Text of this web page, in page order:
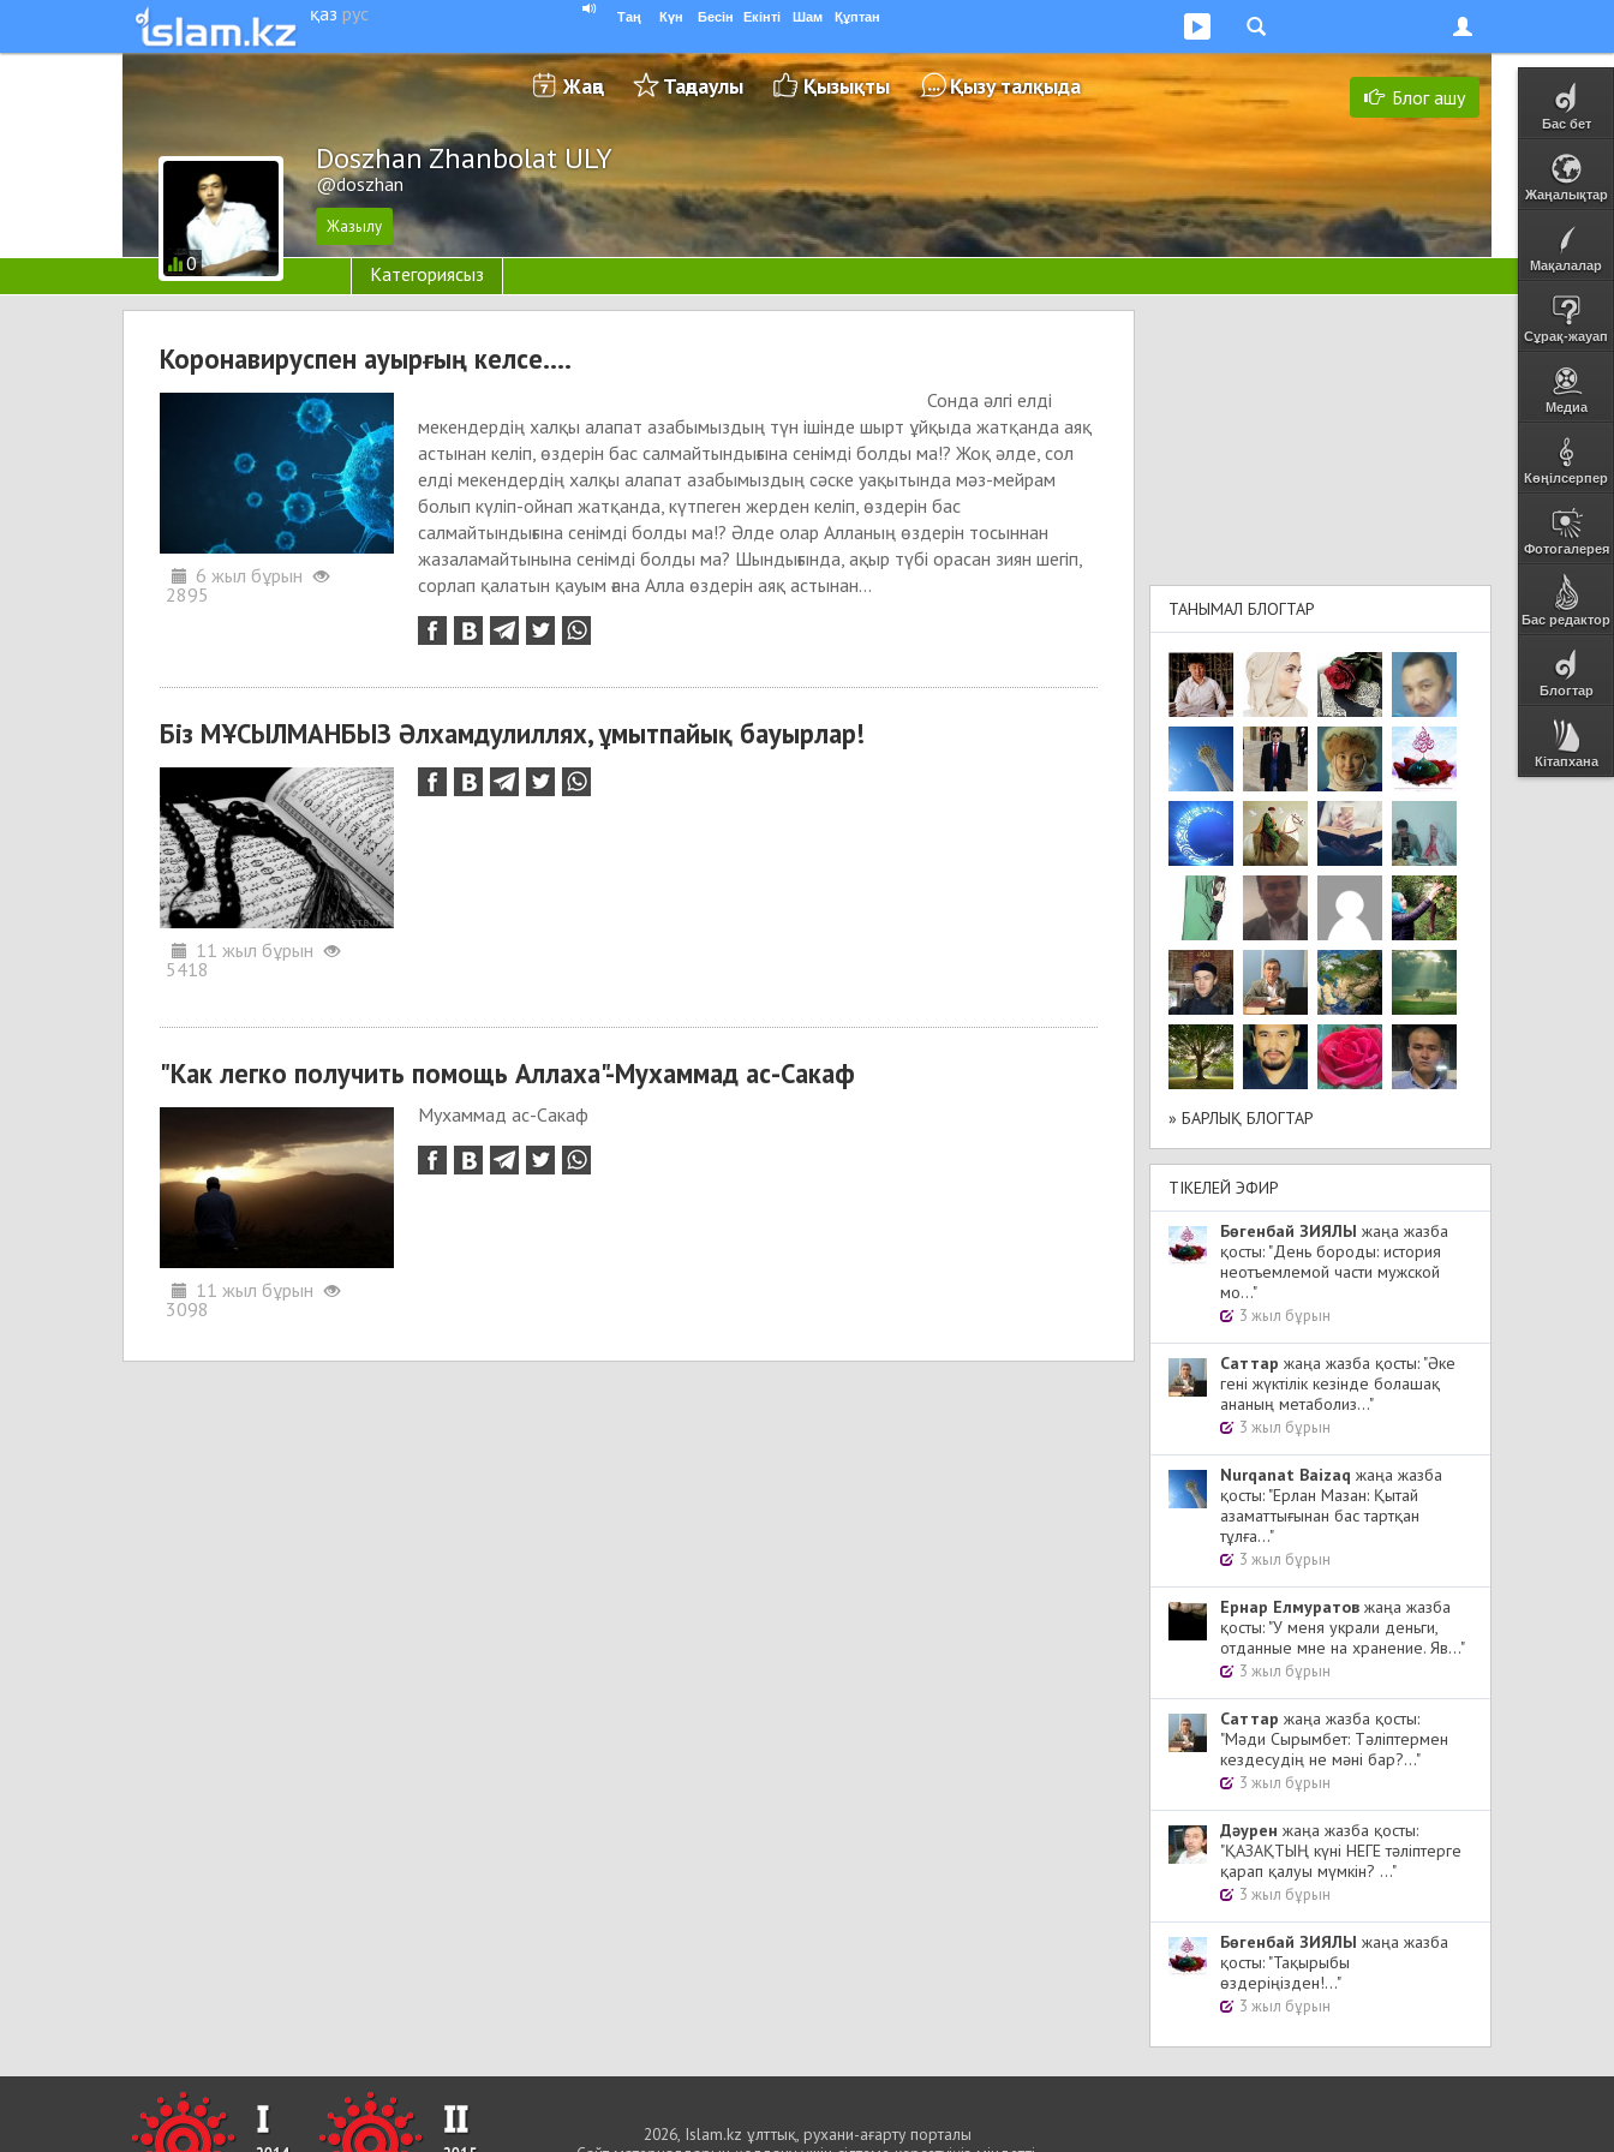
қаз рус Таң Күн Бесін Екінті Шам Құптан
Бас бет
Жаңалықтар
Мақалалар
Сұрақ-жауап
Медиа
Көңілсерпер
Фотогалерея
Бас редактор
Блогтар
Кітапхана
Блог ашу
Жаңа Таңдаулы Қызықты Қызу талқыда
0
Doszhan Zhanbolat ULY
@doszhan
Категориясыз
Коронавируспен ауырғың келсе....
6 жыл бұрын
2895
Сонда әлгі елді
мекендердің халқы алапат азабымыздың түн ішінде шырт ұйқыда жатқанда аяқ
астынан келіп, өздерін бас салмайтындығына сенімді болды ма!? Жоқ әлде, сол
елді мекендердің халқы алапат азабымыздың сәске уақытында мәз-мейрам
болып күліп-ойнап жатқанда, күтпеген жерден келіп, өздерін бас
салмайтындығына сенімді болды ма!? Әлде олар Алланың өздерін тосыннан
жазаламайтынына сенімді болды ма? Шындығында, ақыр түбі орасан зиян шегіп,
сорлап қалатын қауым ғана Алла өздерін аяқ астынан...
Біз МҰСЫЛМАНБЫЗ Әлхамдулиллях, ұмытпайық бауырлар!
11 жыл бұрын
5418
"Как легко получить помощь Аллаха"-Мухаммад ас-Сакаф
11 жыл бұрын
3098
Мухаммад ас-Сакаф
ТАНЫМАЛ БЛОГТАР
» БАРЛЫҚ БЛОГТАР
ТІКЕЛЕЙ ЭФИР
Бөгенбай ЗИЯЛЫ жаңа жазба
қосты: "День бороды: история
неотъемлемой части мужской
мо..."
3 жыл бұрын
Cаттар жаңа жазба қосты: "Әке
гені жүктілік кезінде болашақ
ананың метаболиз..."
3 жыл бұрын
Nurqanat Baizaq жаңа жазба
қосты: "Ерлан Мазан: Қытай
азаматтығынан бас тартқан
тұлға..."
3 жыл бұрын
Ернар Елмуратов жаңа жазба
қосты: "У меня украли деньги,
отданные мне на хранение. Яв..."
3 жыл бұрын
Cаттар жаңа жазба қосты:
"Мәди Сырымбет: Тәліптермен
кездесудің не мәні бар?..."
3 жыл бұрын
Дәурен жаңа жазба қосты:
"ҚАЗАҚТЫҢ күні НЕГЕ тәліптерге
қарап қалуы мүмкін? ..."
3 жыл бұрын
Бөгенбай ЗИЯЛЫ жаңа жазба
қосты: "Тақырыбы
өздеріңізден!..."
3 жыл бұрын
2026, Islam.kz ұлттық, рухани-ағарту порталы